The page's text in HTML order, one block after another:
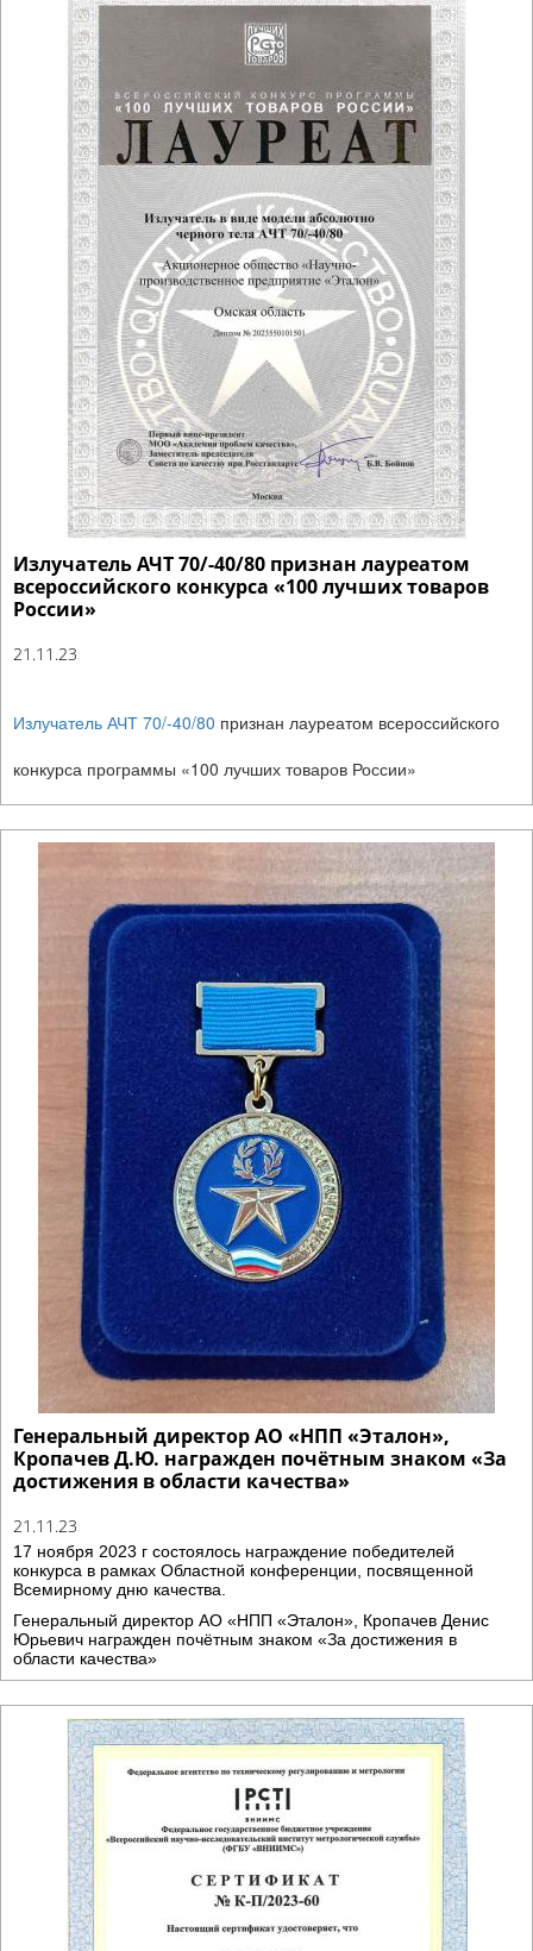
Излучатель АЧТ 70/-40/80 признан лауреатом
всероссийского конкурса «100 лучших товаров
России»
21.11.23
Излучатель АЧТ 70/-40/80 признан лауреатом всероссийского
конкурса программы «100 лучших товаров России»
Генеральный директор АО «НПП «Эталон»,
Кропачев Д.Ю. награжден почётным знаком «За
достижения в области качества»
21.11.23
17 ноября 2023 г состоялось награждение победителей
конкурса в рамках Областной конференции, посвященной
Всемирному дню качества.
Генеральный директор АО «НПП «Эталон», Кропачев Денис
Юрьевич награжден почётным знаком «За достижения в
области качества»